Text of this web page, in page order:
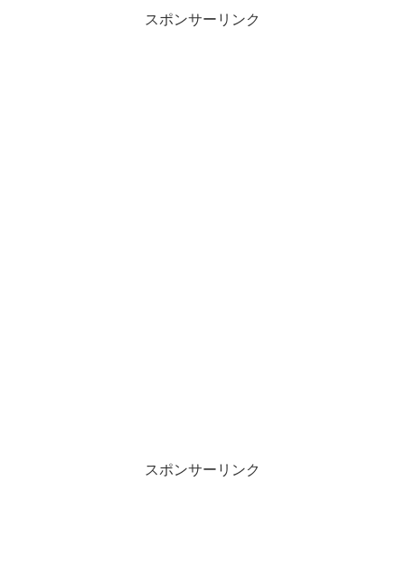
スポンサーリンク
スポンサーリンク